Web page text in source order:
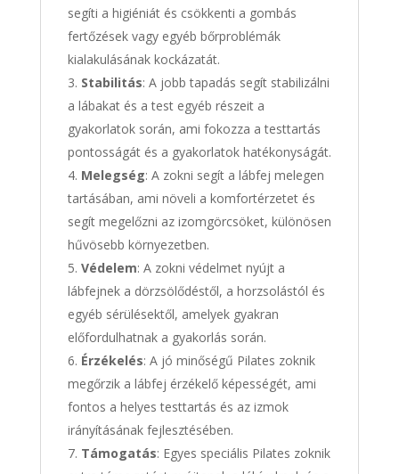
segíti a higiéniát és csökkenti a gombás
fertőzések vagy egyéb bőrproblémák
kialakulásának kockázatát.
Stabilitás: A jobb tapadás segít stabilizálni
a lábakat és a test egyéb részeit a
gyakorlatok során, ami fokozza a testtartás
pontosságát és a gyakorlatok hatékonyságát.
Melegség: A zokni segít a lábfej melegen
tartásában, ami növeli a komfortérzetet és
segít megelőzni az izomgörcsöket, különösen
hűvösebb környezetben.
Védelem: A zokni védelmet nyújt a
lábfejnek a dörzsölődéstől, a horzsolástól és
egyéb sérülésektől, amelyek gyakran
előfordulhatnak a gyakorlás során.
Érzékelés: A jó minőségű Pilates zoknik
megőrzik a lábfej érzékelő képességét, ami
fontos a helyes testtartás és az izmok
irányításának fejlesztésében.
Támogatás: Egyes speciális Pilates zoknik